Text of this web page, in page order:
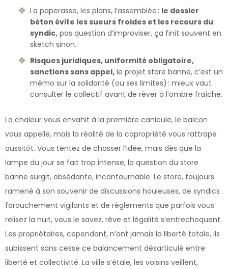
La paperasse, les plans, l’assemblée : le dossier
béton évite les sueurs froides et les recours du
syndic, pas question d’improviser, ça finit souvent en
sketch sinon.
Risques juridiques, uniformité obligatoire,
sanctions sans appel, le projet store banne, c’est un
mémo sur la solidarité (ou ses limites) : mieux vaut
consulter le collectif avant de rêver à l’ombre fraîche.
La chaleur vous envahit à la première canicule, le balcon
vous appelle, mais la réalité de la copropriété vous rattrape
aussitôt. Vous tentez de chasser l’idée, mais dès que la
lampe du jour se fait trop intense, la question du store
banne surgit, obsédante, incontournable. Le store, toujours
ramené à son souvenir de discussions houleuses, de syndics
farouchement vigilants et de règlements que parfois vous
relisez la nuit, vous le savez, rêve et légalité s’entrechoquent.
Les propriétaires, cependant, n’ont jamais la liberté totale, ils
subissent sans cesse ce balancement désarticulé entre
liberté et collectivité. La ville s’étale, les voisins veillent,